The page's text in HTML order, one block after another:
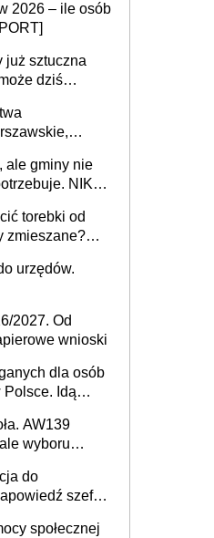
2026 – ile osób
już sztuczna
dziś
ale gminy nie
NIK
torebki od
zmieszane?
urzędów.
2027. Od
wnioski
dla osób
Polsce. Idą
AW139
wyboru
do
szefa
społecznej